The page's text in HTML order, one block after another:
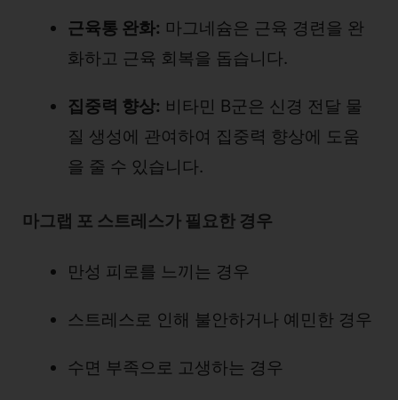
근육통 완화: 마그네슘은 근육 경련을 완
화하고 근육 회복을 돕습니다.
집중력 향상: 비타민 B군은 신경 전달 물
질 생성에 관여하여 집중력 향상에 도움
을 줄 수 있습니다.
마그랩 포 스트레스가 필요한 경우
만성 피로를 느끼는 경우
스트레스로 인해 불안하거나 예민한 경우
수면 부족으로 고생하는 경우